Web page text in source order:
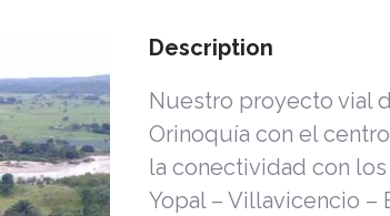
Description
Nuestro proyecto vial
Orinoquía con el
la conectividad con
Yopal – Villavicencio –